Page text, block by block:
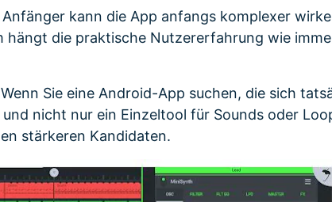
Anfänger kann die App anfangs komplexer
hängt die praktische Nutzererfahrung wie
Wenn Sie eine Android-App suchen, die sich
nicht nur ein Einzeltool für Sounds oder
stärkeren Kandidaten.